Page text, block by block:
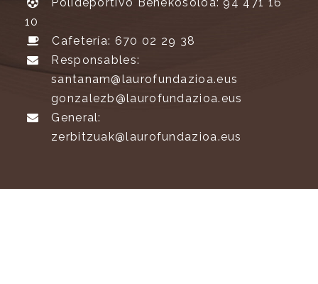
10
Cafetería: 670 02 29 38
Responsables:
santanam@laurofundazioa.eus
gonzalezb@laurofundazioa.eus
General:
zerbitzuak@laurofundazioa.eus